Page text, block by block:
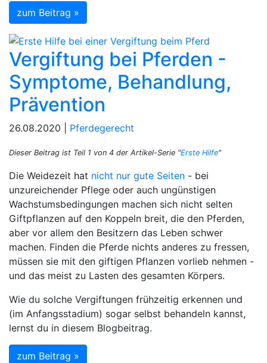
zum Beitrag »
Vergiftung bei Pferden -
Symptome, Behandlung,
Prävention
26.08.2020 | Pferdegerecht
Dieser Beitrag ist Teil 1 von 4 der Artikel-Serie "Erste Hilfe"
Die Weidezeit hat nicht nur gute Seiten - bei
unzureichender Pflege oder auch ungünstigen
Wachstumsbedingungen machen sich nicht selten
Giftpflanzen auf den Koppeln breit, die den Pferden,
aber vor allem den Besitzern das Leben schwer
machen. Finden die Pferde nichts anderes zu fressen,
müssen sie mit den giftigen Pflanzen vorlieb nehmen -
und das meist zu Lasten des gesamten Körpers.
Wie du solche Vergiftungen frühzeitig erkennen und
(im Anfangsstadium) sogar selbst behandeln kannst,
lernst du in diesem Blogbeitrag.
zum Beitrag »